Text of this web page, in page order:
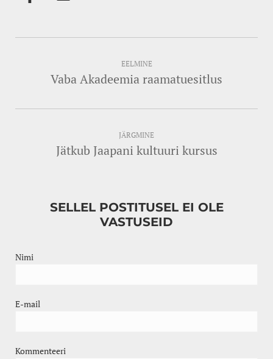
EELMINE
Vaba Akadeemia raamatuesitlus
JÄRGMINE
Jätkub Jaapani kultuuri kursus
SELLEL POSTITUSEL EI OLE
VASTUSEID
Nimi
E-mail
Kommenteeri